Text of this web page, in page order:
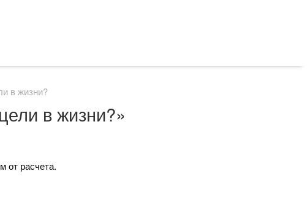
в жизни?
в жизни?»
от расчета.